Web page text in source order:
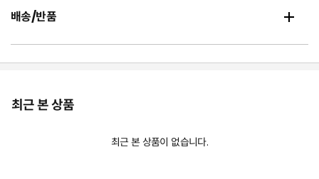
배송/반품
최근 본 상품
최근 본 상품이 없습니다.